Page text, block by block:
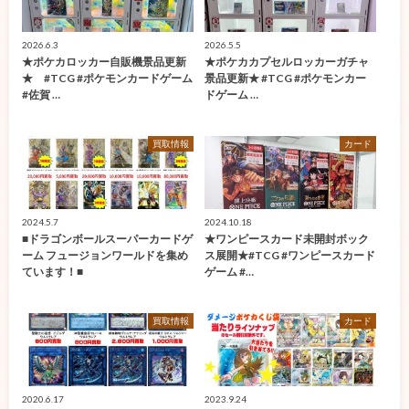
2026.6.3
★ポケカロッカー自販機景品更新
★ #TCG #ポケモンカードゲーム
#佐賀 …
2026.5.5
★ポケカカプセルロッカーガチャ
景品更新★ #TCG #ポケモンカー
ドゲーム …
買取情報
2024.5.7
■ドラゴンボールスーパーカードゲ
ーム フュージョンワールドを集め
ています！■
カード
2024.10.18
★ワンピースカード未開封ボック
ス展開★#TCG #ワンピースカード
ゲーム #…
買取情報
2020.6.17
カード
2023.9.24